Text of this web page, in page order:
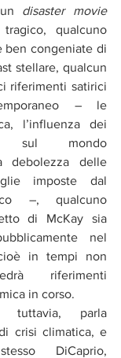
disaster movie
qualcuno
ben congeniate di
stellare, qualcun
riferimenti satirici
– le
l’influenza dei
sul mondo
debolezza delle
imposte dal
–, qualcuno
di McKay sia
nel
in tempi non
riferimenti
in corso.
tuttavia, parla
crisi climatica, e
DiCaprio,